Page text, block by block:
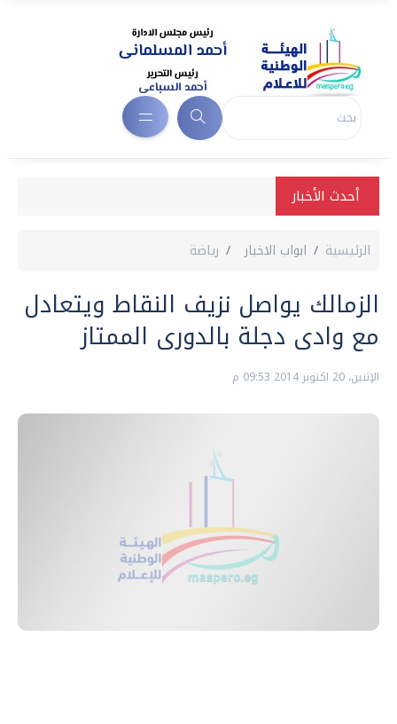
أحدث الأخبار
الرئيسية ابواب الاخبار رياضة
الزمالك يواصل نزيف النقاط ويتعادل
مع وادى دجلة بالدورى الممتاز
الإثنين، 20 اكتوبر 2014 09:53 م